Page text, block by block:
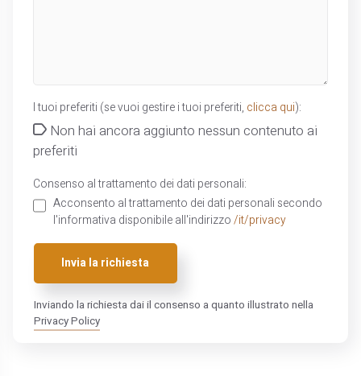
I tuoi preferiti (se vuoi gestire i tuoi preferiti, clicca qui):
Non hai ancora aggiunto nessun contenuto ai
preferiti
Consenso al trattamento dei dati personali:
Acconsento al trattamento dei dati personali secondo
l'informativa disponibile all'indirizzo /it/privacy
Invia la richiesta
Inviando la richiesta dai il consenso a quanto illustrato nella
Privacy Policy